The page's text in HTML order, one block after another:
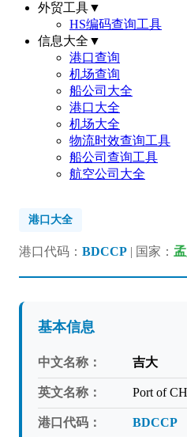
外贸工具▼
HS编码查询工具
信息大全 ▼
港口查询
机场查询
船公司大全
港口大全
机场大全
物流时效查询工具
船公司查询工具
航空公司大全
港口大全
港口代码： BDCCP | 国家：
基本信息
中文名称： 吉大
英文名称： Port of
港口代码： BDCCP